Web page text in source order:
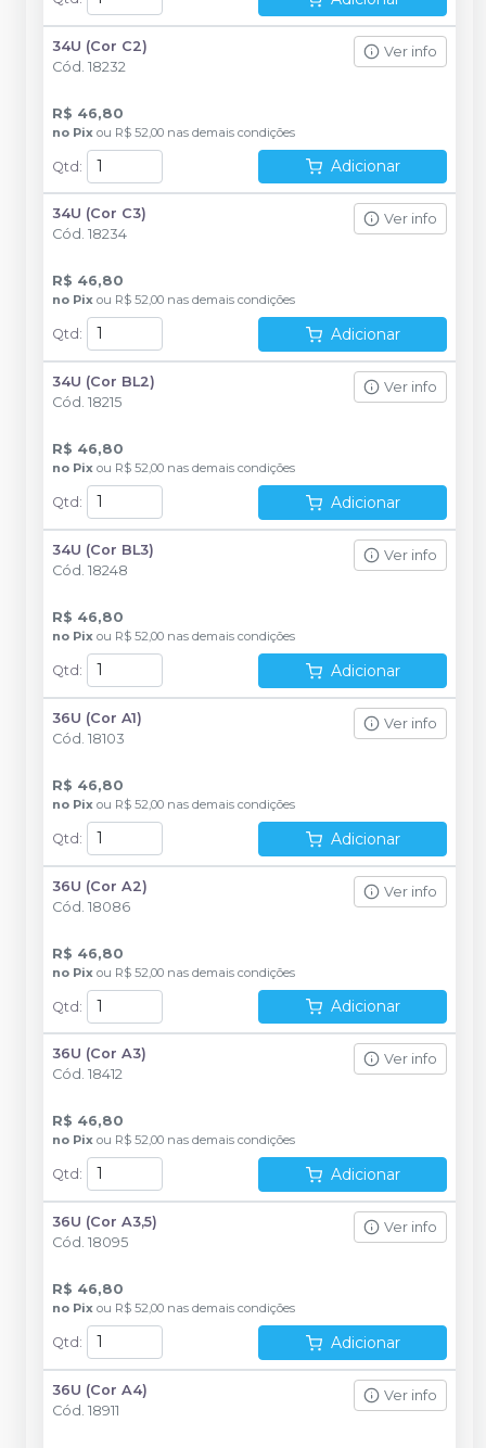
34U (Cor C2)
Cód. 18232
Ver info
R$ 46,80
no Pix ou R$ 52,00 nas demais condições
Qtd: Adicionar
34U (Cor C3)
Cód. 18234
Ver info
R$ 46,80
no Pix ou R$ 52,00 nas demais condições
Qtd : Adicionar
34U (Cor BL2)
Cód. 18215
Ver info
R$ 46,80
no Pix ou R$ 52,00 nas demais condições
Qtd : Adicionar
34U (Cor BL3)
Cód. 18248
Ver info
R$ 46,80
no Pix ou R$ 52,00 nas demais condições
Qtd : Adicionar
36U (Cor A1)
Cód. 18103
Ver info
R$ 46,80
no Pix ou R$ 52,00 nas demais condições
Qtd : Adicionar
36U (Cor A2)
Cód. 18086
Ver info
R$ 46,80
no Pix ou R$ 52,00 nas demais condições
Qtd: Adicionar
36U (Cor A3)
Cód. 18412
Ver info
R$ 46,80
no Pix ou R$ 52,00 nas demais condições
Qtd : Adicionar
36U (Cor A3,5)
Cód. 18095
Ver info
R$ 46,80
no Pix ou R$ 52,00 nas demais condições
Qtd : Adicionar
36U (Cor A4)
Cód. 18911
Ver info